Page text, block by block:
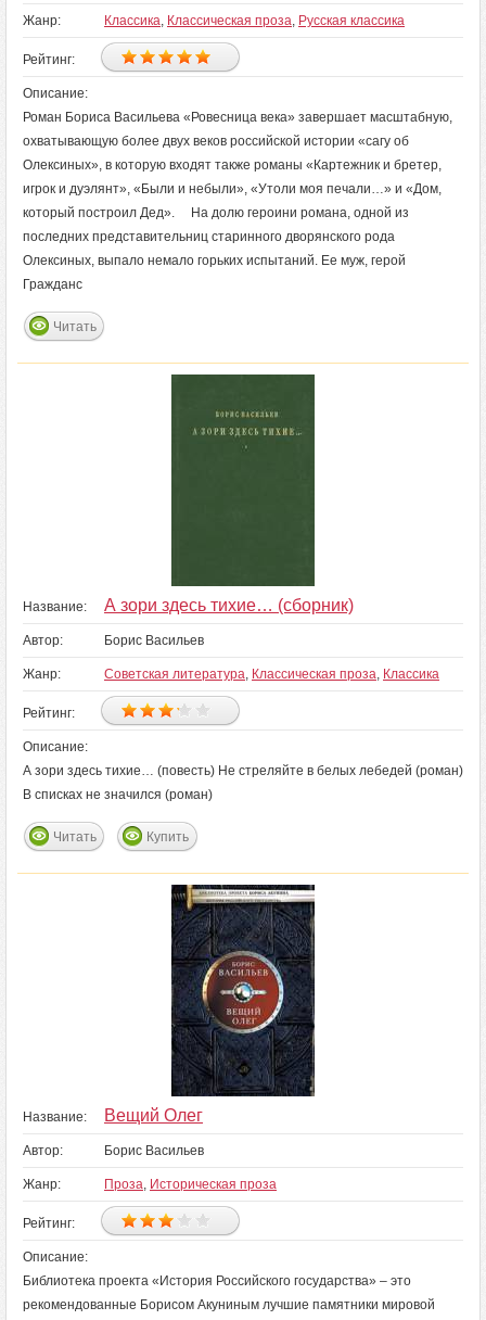
Жанр: Классика, Классическая проза, Русская классика
Рейтинг:
Описание:
Роман Бориса Васильева «Ровесница века» завершает масштабную,
охватывающую более двух веков российской истории «сагу об
Олексиных», в которую входят также романы «Картежник и бретер,
игрок и дуэлянт», «Были и небыли», «Утоли моя печали…» и «Дом,
который построил Дед». На долю героини романа, одной из
последних представительниц старинного дворянского рода
Олексиных, выпало немало горьких испытаний. Ее муж, герой
Гражданс
Читать
Название: А зори здесь тихие… (сборник)
Автор: Борис Васильев
Жанр: Советская литература, Классическая проза, Классика
Рейтинг:
Описание:
А зори здесь тихие… (повесть) Не стреляйте в белых лебедей (роман)
В списках не значился (роман)
Читать Купить
Название: Вещий Олег
Автор: Борис Васильев
Жанр: Проза, Историческая проза
Рейтинг:
Описание:
Библиотека проекта «История Российского государства» – это
рекомендованные Борисом Акуниным лучшие памятники мировой